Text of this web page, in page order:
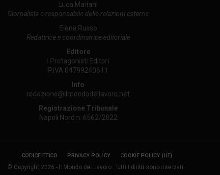
Luca Mariani
Giornalista e responsabile delle relazioni esterne
Elena Russo
Redattrice e coordinatrice editoriale
Editore
I Protagonisti Editori
P.IVA 04799240611
Info
redazione@ilmondodellavoro.net
Registrazione Tribunale
Napoli Nord n. 6562/2022
CODICE ETICO PRIVACY POLICY COOKIE POLICY (UE)
© Copyright 2026 - Il Mondo del Lavoro. Tutti i diritti sono riservati.